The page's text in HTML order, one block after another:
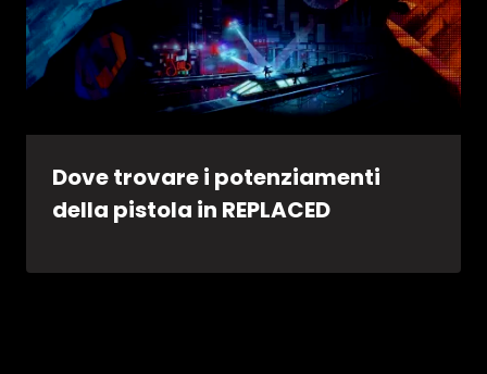
Dove trovare i potenziamenti
della pistola in REPLACED